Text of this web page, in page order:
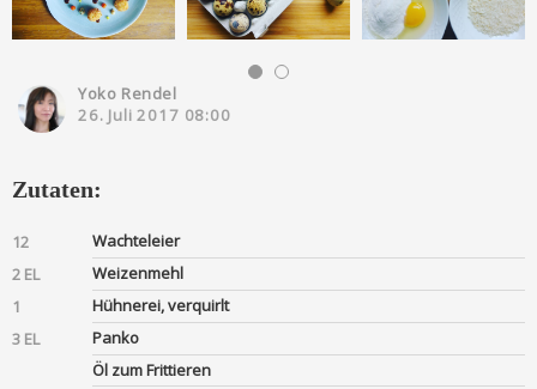
Yoko Rendel
26. Juli 2017 08:00
Zutaten:
12
Wachteleier
2 EL
Weizenmehl
1
Hühnerei, verquirlt
3 EL
Panko
Öl zum Frittieren